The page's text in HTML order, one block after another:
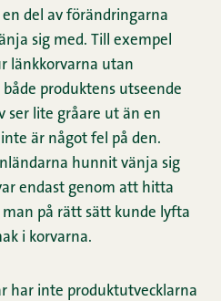
del av förändringarna
sig med. Till exempel
länkkorvarna utan
produktens utseende
ser lite gråare ut än en
är något fel på den.
hunnit vänja sig
endast genom att hitta
på rätt sätt kunde lyfta
i korvarna.
har inte produktutvecklarna